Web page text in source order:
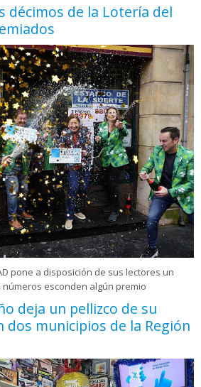
décimos de la Lotería del
pone a disposición de sus lectores un
esconden algún premio
deja un pellizco de su
dos municipios de la Región